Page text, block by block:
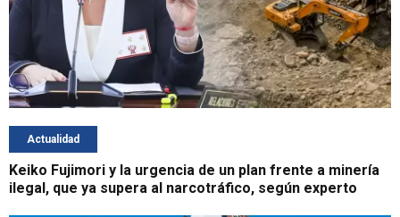
Actualidad
Keiko Fujimori y la urgencia de un plan frente a minería
ilegal, que ya supera al narcotráfico, según experto